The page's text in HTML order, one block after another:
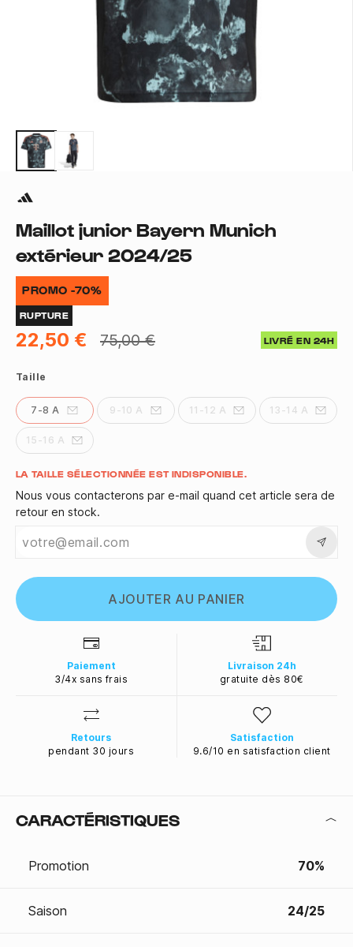
Maillot junior Bayern Munich
extérieur 2024/25
PROMO -70%
RUPTURE
22,50 € 75,00 € LIVRÉ EN 24H
Taille
7-8 A 9-10 A 11-12 A 13-14 A
15-16 A
Quantité
LA TAILLE SÉLECTIONNÉE EST INDISPONIBLE.
Nous vous contacterons par e-mail quand cet article sera de
retour en stock.
AJOUTER AU PANIER
Paiement
3/4x sans frais
Livraison 24h
gratuite dès 80€
Retours
pendant 30 jours
Satisfaction
9.6/10 en satisfaction client
CARACTÉRISTIQUES
Promotion 70%
Saison 24/25